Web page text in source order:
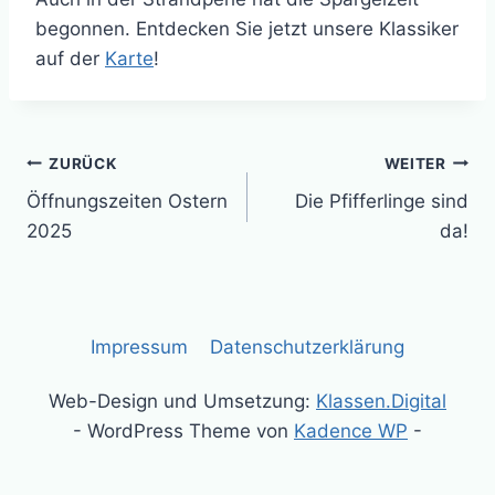
begonnen. Entdecken Sie jetzt unsere Klassiker
auf der Karte!
Beitrags-
Navigation
ZURÜCK
Öffnungszeiten Ostern
2025
WEITER
Die Pfifferlinge sind
da!
Impressum Datenschutzerklärung
Web-Design und Umsetzung: Klassen.Digital
- WordPress Theme von Kadence WP -